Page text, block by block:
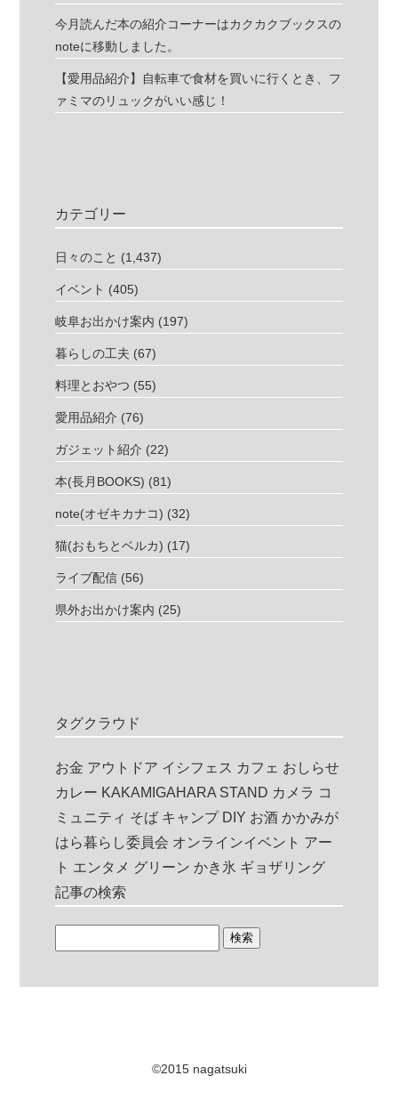
今月読んだ本の紹介コーナーはカクカクブックスの
noteに移動しました。
【愛用品紹介】自転車で食材を買いに行くとき、フ
ァミマのリュックがいい感じ！
カテゴリー
日々のこと (1,437)
イベント (405)
岐阜お出かけ案内 (197)
暮らしの工夫 (67)
料理とおやつ (55)
愛用品紹介 (76)
ガジェット紹介 (22)
本(長月BOOKS) (81)
note(オゼキカナコ) (32)
猫(おもちとベルカ) (17)
ライブ配信 (56)
県外お出かけ案内 (25)
タグクラウド
お金 アウトドア イシフェス カフェ おしらせ
カレー KAKAMIGAHARA STAND カメラ コ
ミュニティ そば キャンプ DIY お酒 かかみが
はら暮らし委員会 オンラインイベント アー
ト エンタメ グリーン かき氷 ギョザリング
記事の検索
©2015 nagatsuki